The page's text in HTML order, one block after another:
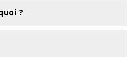
?